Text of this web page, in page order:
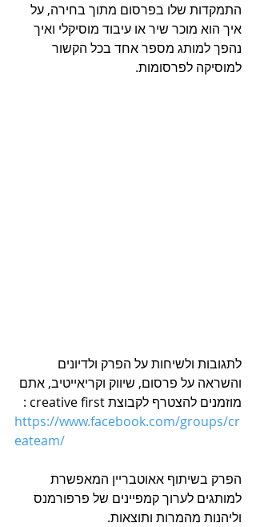
התמקדות שלו בפרסום מתוך בחירה, על
איך הוא מוכר שיר או עיבוד מוסיקלי ואיך
נהפך למותג מספר אחד בכל הקשור
למוסיקה לפרסומות.
לתגובות ולשיחות על הפרק ולדיונים
והשראה על פרסום, שיווק וקריאייטיב, אתם
מוזמנים להצטרף לקבוצת creative first :
https://www.facebook.com/groups/cr
eateam/
הפרק בשיתוף אאוטבריין המאפשרת
למותגים לערוך קמפיינים של פרפורמנס
וליהנות מהמרות ותוצאות.